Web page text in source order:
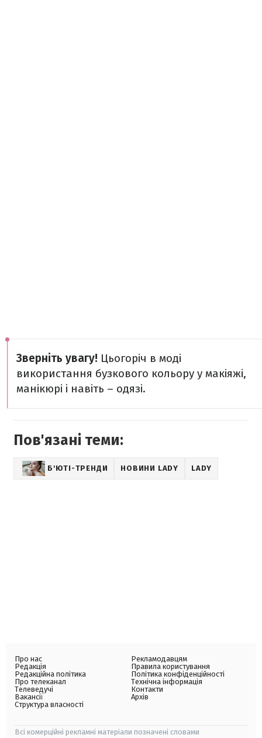
Зверніть увагу! Цьогоріч в моді
використання бузкового кольору у макіяжі,
манікюрі і навіть – одязі.
Пов'язані теми:
Б'ЮТІ-ТРЕНДИ НОВИНИ LADY LADY
Про нас
Редакція
Редакційна політика
Про телеканал
Телеведучі
Вакансії
Структура власності
Рекламодавцям
Правила користування
Політика конфіденційності
Технічна інформація
Контакти
Архів
Всі комерційні рекламні матеріали позначені словами